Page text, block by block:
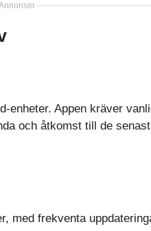
enheter. Appen kräver
och åtkomst till de
med frekventa